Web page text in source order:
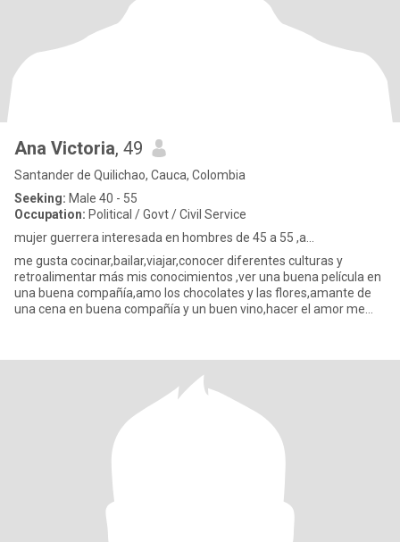
Ana Victoria, 49
Santander de Quilichao, Cauca, Colombia
Seeking: Male 40 - 55
Occupation: Political / Govt / Civil Service
mujer guerrera interesada en hombres de 45 a 55 ,a...
me gusta cocinar,bailar,viajar,conocer diferentes culturas y
retroalimentar más mis conocimientos ,ver una buena película en
una buena compañía,amo los chocolates y las flores,amante de
una cena en buena compañía y un buen vino,hacer el amor me